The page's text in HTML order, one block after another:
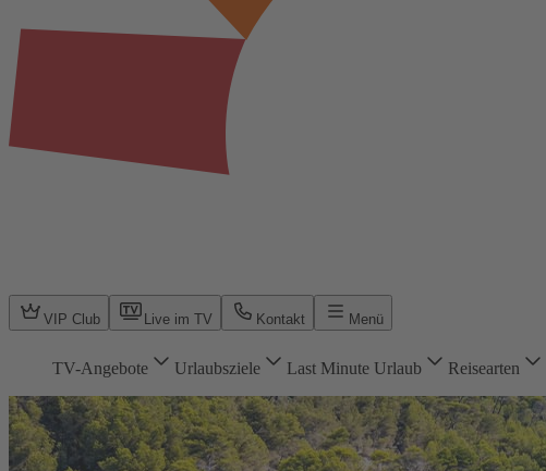
VIP Club Live im TV Kontakt Menü
TV-Angebote Urlaubsziele Last Minute Urlaub Reisearten